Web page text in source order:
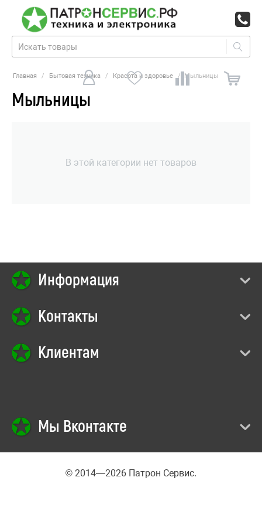
Главная / Бытовая техника / Красота и здоровье / Мыльницы
Мыльницы
В этой категории нет товаров
Информация
Контакты
Клиентам
Мы Вконтакте
© 2014—2026 Патрон Сервис.